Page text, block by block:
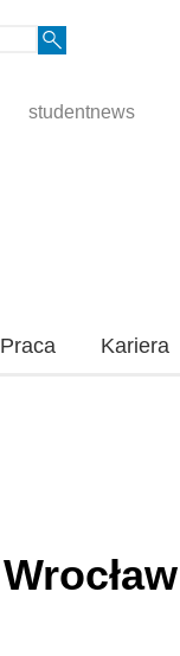
studentnews
Praca Kariera